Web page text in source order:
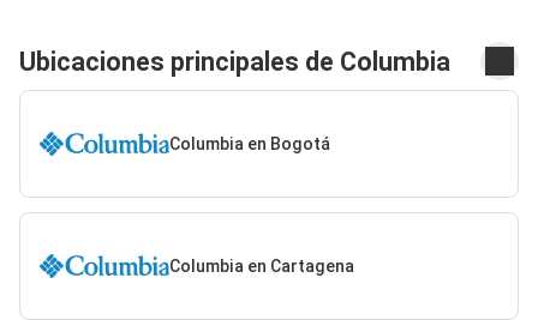
Ubicaciones principales de Columbia
Columbia en Bogotá
Columbia en Cartagena